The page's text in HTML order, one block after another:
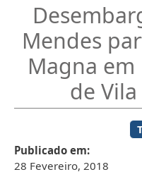
Mendes
Magna
de Vila
Publicado em
28 Fevereiro, 2018